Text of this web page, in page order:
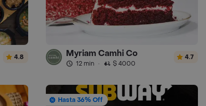
4.8 Myriam Camhi Co
12 min · $ 4000
4.7
Hasta 36% Off